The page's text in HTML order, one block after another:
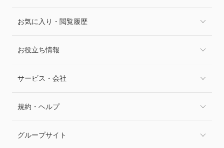
お気に入り・閲覧履歴
お役立ち情報
サービス・会社
規約・ヘルプ
グループサイト